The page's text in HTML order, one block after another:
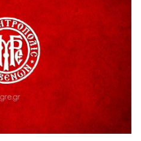
ΣΤΟΝ ΠΡΩΤΕΑ
Συλλόγου Ταξιάρχη προς κ.
Α΄ κλάδου ύδρευσης